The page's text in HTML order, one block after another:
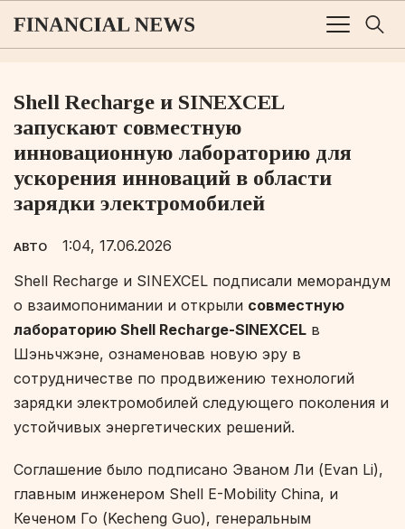
Shell Recharge и SINEXCEL
запускают совместную
инновационную лабораторию для
ускорения инноваций в области
зарядки электромобилей
АВТО
1:04, 17.06.2026
Shell Recharge и SINEXCEL подписали меморандум
о взаимопонимании и открыли совместную
лабораторию Shell Recharge-SINEXCEL в
Шэньчжэне, ознаменовав новую эру в
сотрудничестве по продвижению технологий
зарядки электромобилей следующего поколения и
устойчивых энергетических решений.
Соглашение было подписано Эваном Ли (Evan Li),
главным инженером Shell E-Mobility China, и
Кеченом Го (Kecheng Guo), генеральным